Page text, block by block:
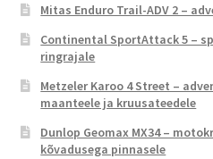
Mitas Enduro Trail-ADV 2 –
Continental SportAttack 5 –
ringrajale
Metzeler Karoo 4 Street –
maanteele ja kruusateedele
Dunlop Geomax MX34 –
kõvadusega pinnasele